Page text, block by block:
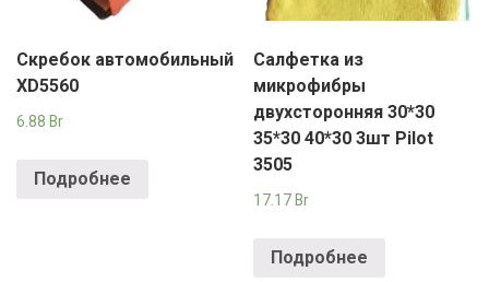
Скребок автомобильный
XD5560
6.88 Br
Подробнее
Салфетка из
микрофибры
двухсторонняя 30*30
35*30 40*30 3шт Pilot
3505
17.17 Br
Подробнее